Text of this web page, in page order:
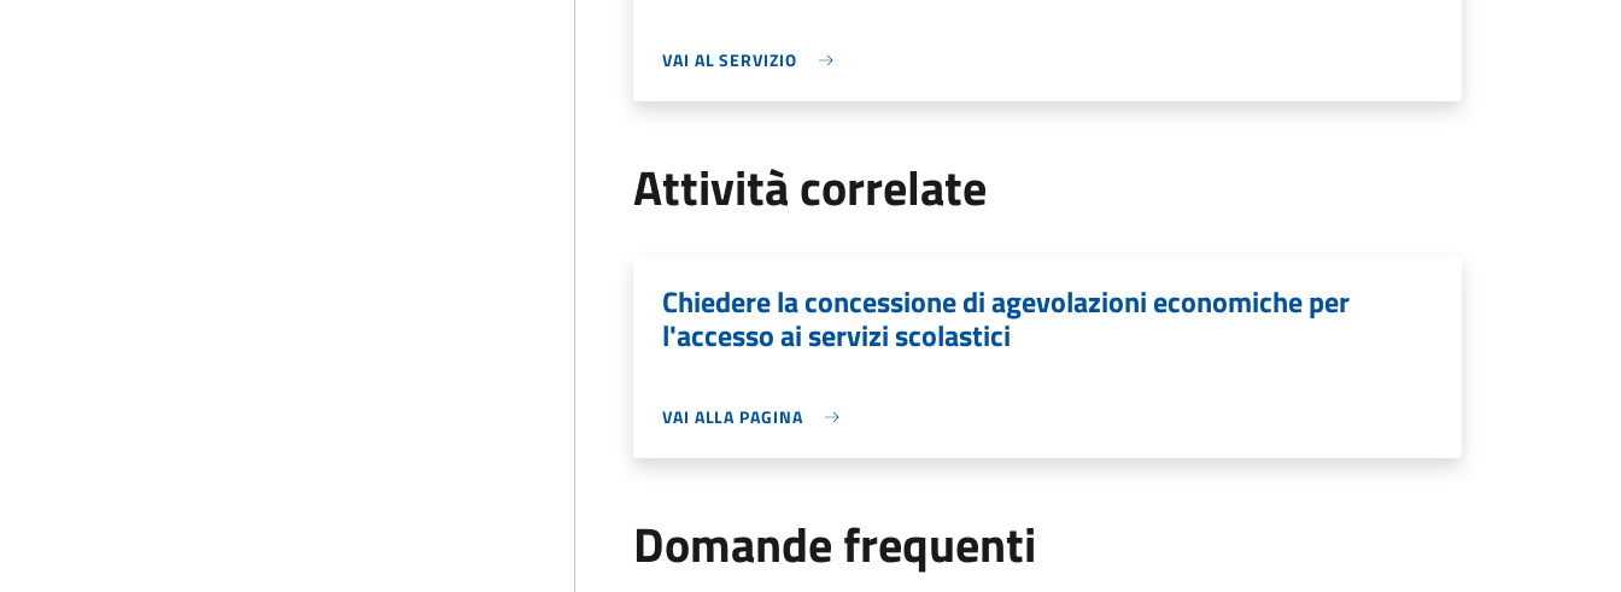
VAI AL SERVIZIO
Attività correlate
Chiedere la concessione di agevolazioni economiche per
l'accesso ai servizi scolastici
VAI ALLA PAGINA
Domande frequenti